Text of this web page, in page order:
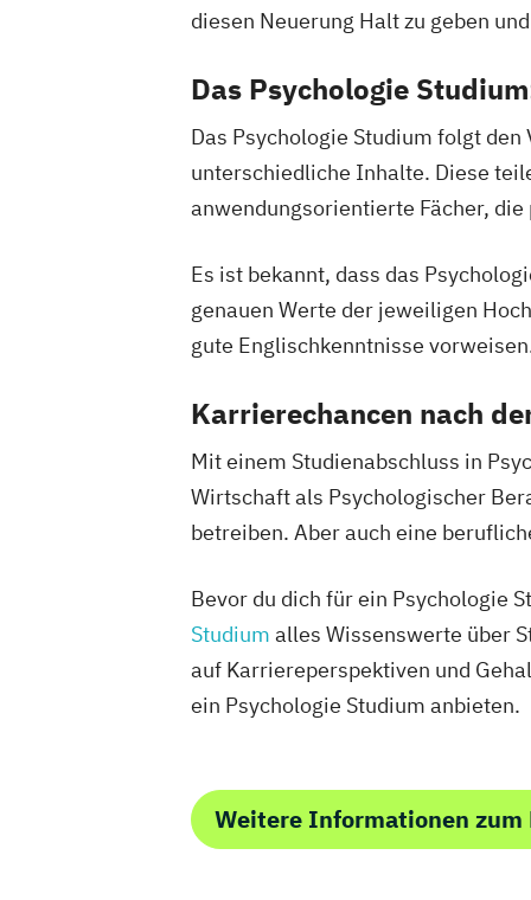
diesen Neuerung Halt zu geben
Das Psychologie
Das Psychologie Studium folgt
unterschiedliche Inhalte. Diese
anwendungsorientierte Fächer,
Es ist bekannt, dass das
genauen Werte der jeweiligen
gute Englischkenntnisse
Karrierechancen nach
Mit einem Studienabschluss in
Wirtschaft als Psychologischer
betreiben. Aber auch eine
Bevor du dich für ein Psychologie
Studium alles Wissenswerte über
auf Karriereperspektiven und
ein Psychologie Studium anbieten.
Weitere Informationen zum